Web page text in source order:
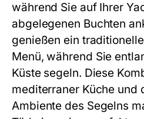
während Sie auf Ihrer
abgelegenen Buchten
genießen ein
Menü, während Sie
Küste segeln. Diese
mediterraner Küche und
Ambiente des Segelns